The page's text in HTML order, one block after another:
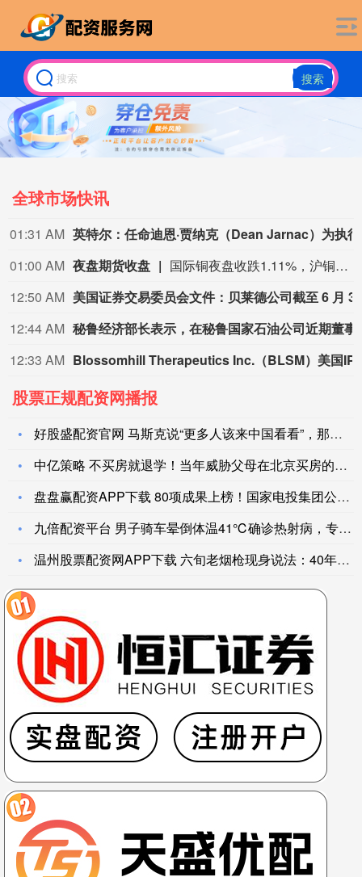
搜索
全球市场快讯
01:31 AM
01:00 AM 夜盘期货收盘
国际铜夜盘收跌1.11%，沪铜收跌0.80%，沪铝收跌0.13%，沪锌收跌1.54%，沪铅收跌0.29%，沪镍收涨0.52%，沪锡收跌1.51%。氧化铝夜盘收跌0.04%，铝合金收跌0.09%。不锈钢夜盘收涨0.21%。
12:50 AM
12:44 AM
12:33 AM
股票正规配资网播报
好股盛配资官网 马斯克说“更多人该来中国看看”，那不妨直接来
中亿策略 不买房就退学！当年威胁父母在北京买房的张炘炀，现在
盘盘赢配资APP下载 80项成果上榜！国家电投集团公布202
九倍配资平台 男子骑车晕倒体温41℃确诊热射病，专家提醒：中
温州股票配资网APP下载 六旬老烟枪现身说法：40年烟瘾换来